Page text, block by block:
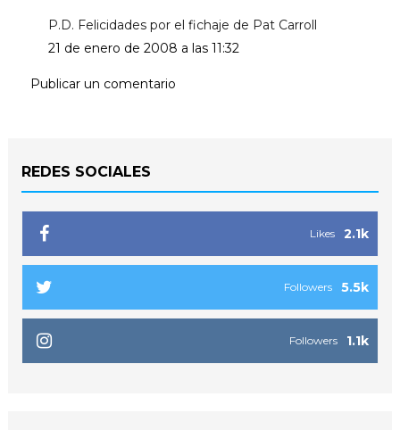
P.D. Felicidades por el fichaje de Pat Carroll
21 de enero de 2008 a las 11:32
Publicar un comentario
REDES SOCIALES
2.1k
Likes
5.5k
Followers
1.1k
Followers